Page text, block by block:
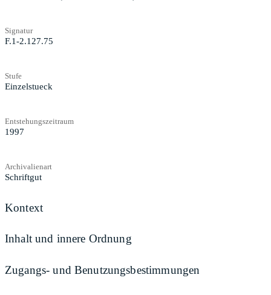
Signatur
F.1-2.127.75
Stufe
Einzelstueck
Entstehungszeitraum
1997
Archivalienart
Schriftgut
Kontext
Inhalt und innere Ordnung
Zugangs- und Benutzungsbestimmungen